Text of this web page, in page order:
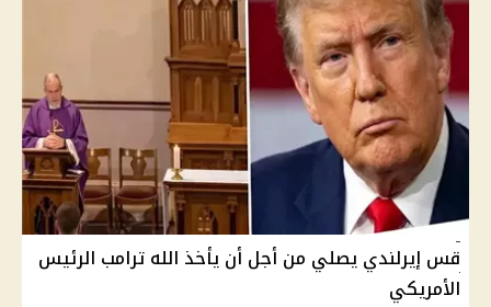
قس إيرلندي يصلي من أجل أن يأخذ الله ترامب الرئيس
الأمريكي